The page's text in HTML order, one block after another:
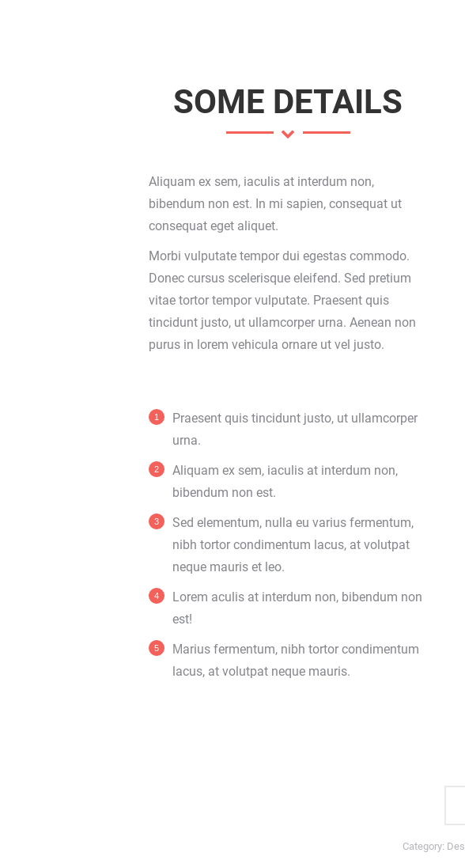
SOME DETAILS
Aliquam ex sem, iaculis at interdum non,
bibendum non est. In mi sapien, consequat ut
consequat eget aliquet.
Morbi vulputate tempor dui egestas commodo.
Donec cursus scelerisque eleifend. Sed pretium
vitae tortor tempor vulputate. Praesent quis
tincidunt justo, ut ullamcorper urna. Aenean non
purus in lorem vehicula ornare ut vel justo.
Praesent quis tincidunt justo, ut ullamcorper
urna.
Aliquam ex sem, iaculis at interdum non,
bibendum non est.
Sed elementum, nulla eu varius fermentum,
nibh tortor condimentum lacus, at volutpat
neque mauris et leo.
Lorem aculis at interdum non, bibendum non
est!
Мarius fermentum, nibh tortor condimentum
lacus, at volutpat neque mauris.
Category: